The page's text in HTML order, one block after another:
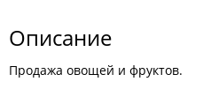
Описание
Продажа овощей и фруктов.